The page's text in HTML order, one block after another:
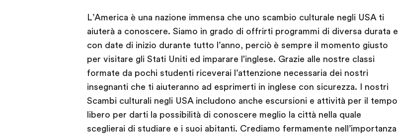
L’America è una nazione immensa che uno scambio culturale negli USA ti
aiuterà a conoscere. Siamo in grado di offrirti programmi di diversa durata e
con date di inizio durante tutto l’anno, perciò è sempre il momento giusto
per visitare gli Stati Uniti ed imparare l'inglese. Grazie alle nostre classi
formate da pochi studenti riceverai l’attenzione necessaria dei nostri
insegnanti che ti aiuteranno ad esprimerti in inglese con sicurezza. I nostri
Scambi culturali negli USA includono anche escursioni e attività per il tempo
libero per darti la possibilità di conoscere meglio la città nella quale
sceglierai di studiare e i suoi abitanti. Crediamo fermamente nell’importanza